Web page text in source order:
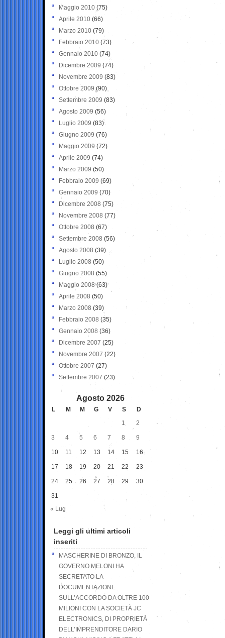
Maggio 2010 (75)
Aprile 2010 (66)
Marzo 2010 (79)
Febbraio 2010 (73)
Gennaio 2010 (74)
Dicembre 2009 (74)
Novembre 2009 (83)
Ottobre 2009 (90)
Settembre 2009 (83)
Agosto 2009 (56)
Luglio 2009 (83)
Giugno 2009 (76)
Maggio 2009 (72)
Aprile 2009 (74)
Marzo 2009 (50)
Febbraio 2009 (69)
Gennaio 2009 (70)
Dicembre 2008 (75)
Novembre 2008 (77)
Ottobre 2008 (67)
Settembre 2008 (56)
Agosto 2008 (39)
Luglio 2008 (50)
Giugno 2008 (55)
Maggio 2008(63)
Aprile 2008 (50)
Marzo 2008 (39)
Febbraio 2008 (35)
Gennaio 2008 (36)
Dicembre 2007 (25)
Novembre 2007 (22)
Ottobre 2007 (27)
Settembre 2007 (23)
Agosto 2026
L M M G V S
D
1
2
3 4 5 6 7 8 9
10 11 12 13 14 15 16
17 18 19 20 21 22 23
24 25 26 27 28 29 30
31
« Lug
Leggi gli ultimi articoli
inseriti
MASCHERINE DI BRONZO, IL
GOVERNO MELONI HA
SECRETATO LA
DOCUMENTAZIONE
SULL’ACCORDO DA OLTRE 100
MILIONI CON LA SOCIETÀ JC
ELECTRONICS, DI PROPRIETÀ
DELL’IMPRENDITORE DARIO